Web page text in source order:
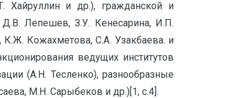
Хайруллин и др.), гражданской и
Д.В. Лепешев, З.У. Кенесарина, И.П.
К.Ж. Кожахметова, С.А. Узакбаева. и
ведущих институтов
(А.Н. Тесленко), разнообразные
М.Н. Сарыбеков и др.)[1, с.4].